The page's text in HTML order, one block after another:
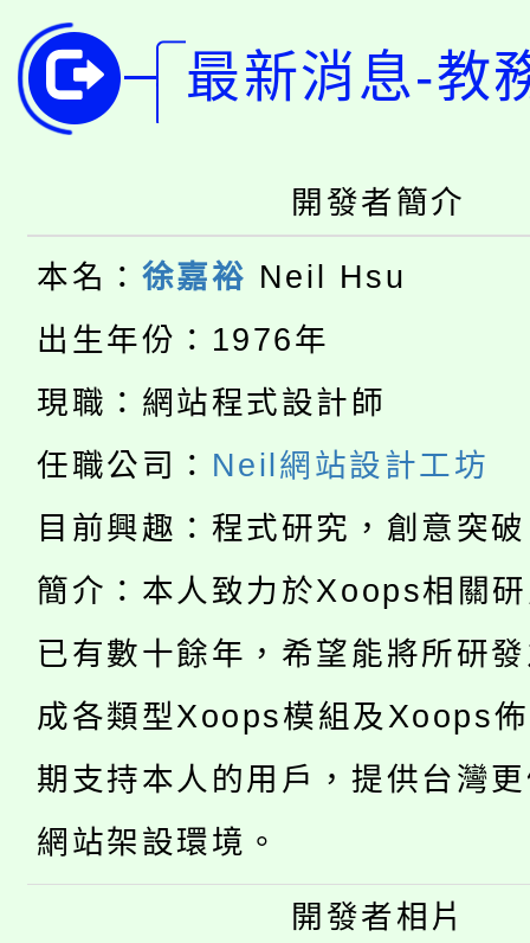
告(尚有缺額)
場熱烈登場!
8/21下午1時於龍潭區
徵才活動。
YOUNG桃局內行報名
115年桃園市運動會8/
田徑場及游泳池舉行。
桃園市低收入戶享有免
視費優惠，中低收入戶
半價優惠，詳情可洽有
者。
大園自造教育及科技中
份教師增能研習
大溪自造教育及科技中
份教師研習
淨零綠生活教案入校路
會
代理(課)教師甄選結果
告(尚有缺額)
「本色祭」8/29、30
8/21下午1時於龍潭區
徵才活動。
YOUNG桃局內行報名
局官網。
8月14至27日，桃園電
開!
115年桃園市運動會8/
田徑場及游泳池舉行。
桃園市低收入戶享有免
視費優惠，中低收入戶
大園自造教育及科技
最新消息-教
開發者簡介
本名： 徐嘉裕 Neil Hsu
出生年份：1976年
現職：網站程式設計師
任職公司： Neil網站設計工坊
目前興趣：程式研究，創意突
簡介：本人致力於Xoops相關
已有數十餘年，希望能將所研
成各類型Xoops模組及Xoops
期支持本人的用戶，提供台灣
網站架設環境。
開發者相片